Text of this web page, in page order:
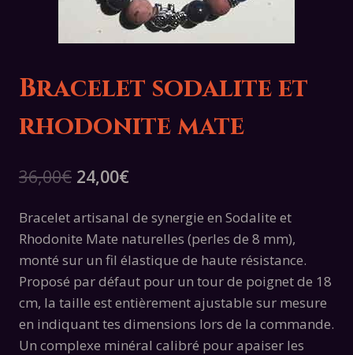
Bracelet sodalite et
rhodonite mate
36,00€ Le
initial
était :
36,00€.
24,00€Le
actuel
est :
24,00€.
Bracelet artisanal de synergie en Sodalite et
Rhodonite Mate naturelles (perles de 8 mm),
monté sur un fil élastique de haute résistance.
Proposé par défaut pour un tour de poignet de 18
cm, la taille est entièrement ajustable sur mesure
en indiquant tes dimensions lors de la commande.
Un complexe minéral calibré pour apaiser les